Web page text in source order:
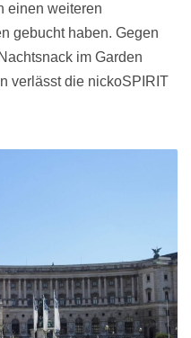
einen weiteren
gebucht haben. Gegen
im Garden
verlässt die nickoSPIRIT